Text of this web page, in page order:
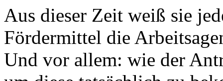
Aus dieser Zeit weiß sie
Fördermittel die
Und vor allem: wie der